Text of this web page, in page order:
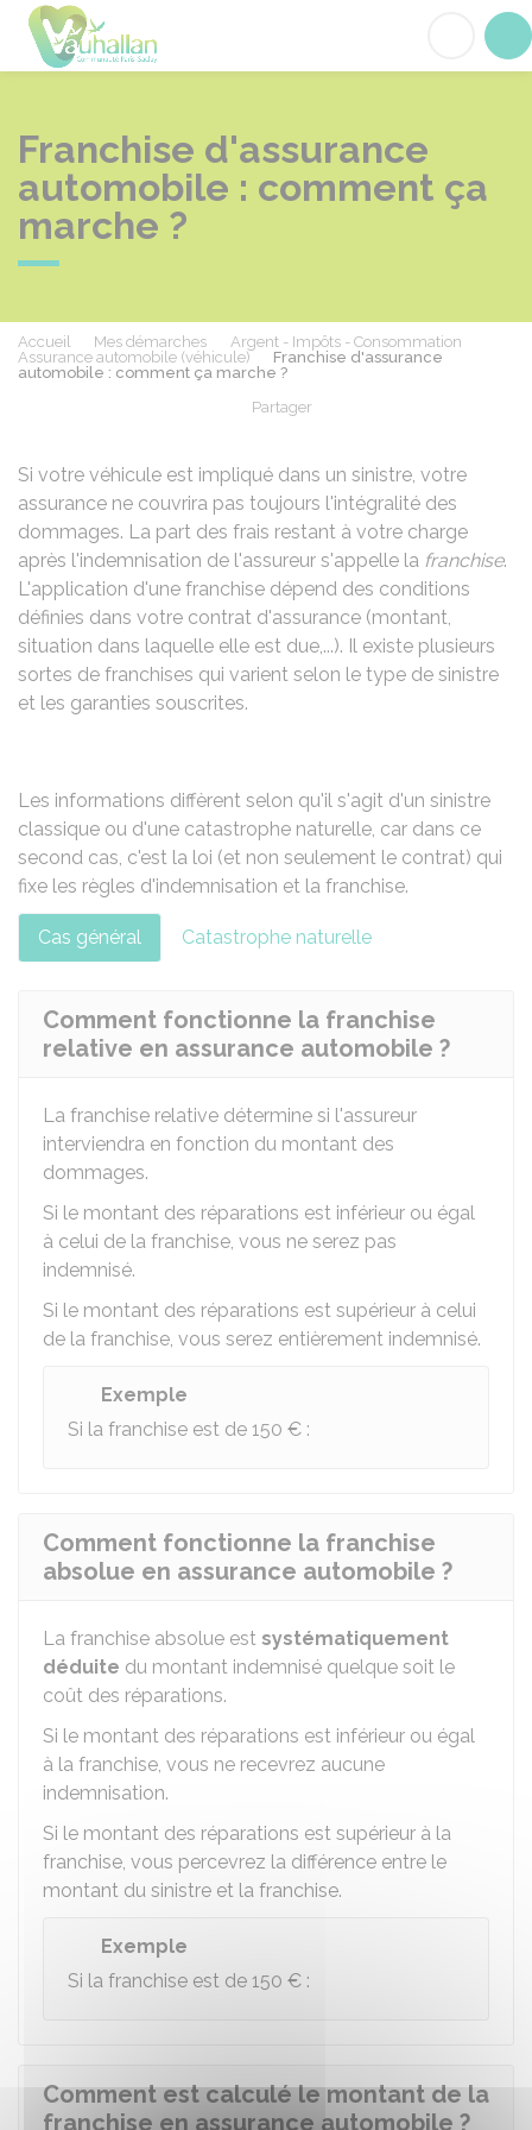
Franchise d'assurance
automobile : comment ça
marche ?
Accueil Mes démarches
Argent - Impôts - Consommation
Assurance automobile (véhicule)
Franchise d'assurance
automobile : comment ça marche ?
Partager
Si votre véhicule est impliqué dans un sinistre, votre
assurance ne couvrira pas toujours l'intégralité des
dommages. La part des frais restant à votre charge
après l'indemnisation de l'assureur s'appelle la franchise.
L'application d'une franchise dépend des conditions
définies dans votre contrat d'assurance (montant,
situation dans laquelle elle est due,...). Il existe plusieurs
sortes de franchises qui varient selon le type de sinistre
et les garanties souscrites.
Les informations diffèrent selon qu'il s'agit d'un sinistre
classique ou d'une catastrophe naturelle, car dans ce
second cas, c'est la loi (et non seulement le contrat) qui
fixe les règles d'indemnisation et la franchise.
Cas général Catastrophe naturelle
Comment fonctionne la franchise
relative en assurance automobile ?
La franchise relative détermine si l'assureur
interviendra en fonction du montant des
dommages.
Si le montant des réparations est inférieur ou égal
à celui de la franchise, vous ne serez pas
indemnisé.
Si le montant des réparations est supérieur à celui
de la franchise, vous serez entièrement indemnisé.
Exemple
Si la franchise est de 150 € :
Comment fonctionne la franchise
absolue en assurance automobile ?
La franchise absolue est systématiquement
déduite du montant indemnisé quelque soit le
coût des réparations.
Si le montant des réparations est inférieur ou égal
à la franchise, vous ne recevrez aucune
indemnisation.
Si le montant des réparations est supérieur à la
franchise, vous percevrez la différence entre le
montant du sinistre et la franchise.
Exemple
Si la franchise est de 150 € :
Comment est calculé le montant de la
franchise en assurance automobile ?